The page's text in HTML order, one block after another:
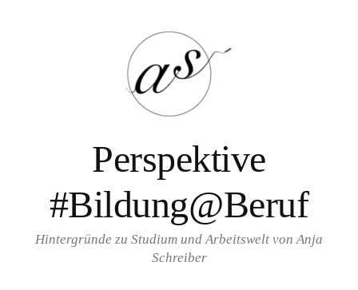
Perspektive
#Bildung@Beruf
Hintergründe zu Studium und Arbeitswelt von Anja
Schreiber